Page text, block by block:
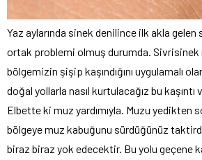
Yaz aylarında sinek denilince ilk akla
ortak problemi olmuş durumda. Sivrisinek
bölgemizin şişip kaşındığını uygulamalı
doğal yollarla nasıl kurtulacağız bu kaşıntı
Elbette ki muz yardımıyla. Muzu yedikten
bölgeye muz kabuğunu sürdüğünüz
biraz biraz yok edecektir. Bu yolu geçene